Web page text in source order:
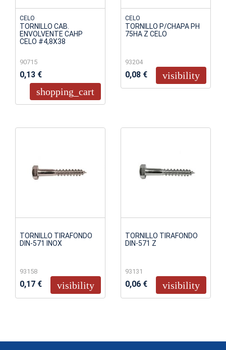
CELO
TORNILLO CAB.
ENVOLVENTE CAHP
CELO #4,8X38
90715
0,13 €
shopping_cart
CELO
TORNILLO P/CHAPA PH
75HA Z CELO
93204
0,08 € visibility
TORNILLO TIRAFONDO
DIN-571 INOX
93158
0,17 € visibility
TORNILLO TIRAFONDO
DIN-571 Z
93131
0,06 € visibility